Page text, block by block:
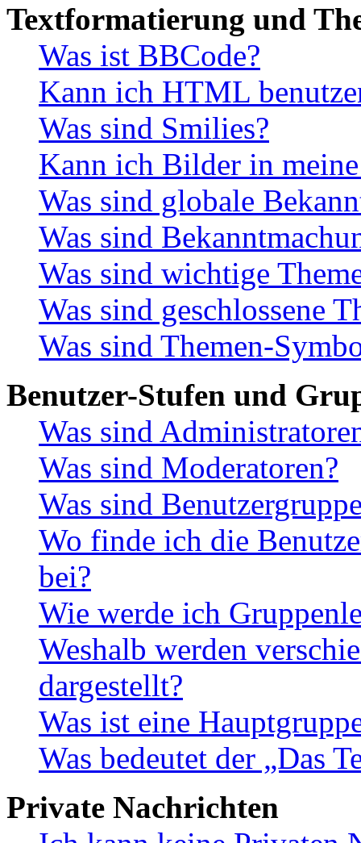
Textformatierung und
Was ist BBCode?
Kann ich HTML
Was sind Smilies?
Kann ich Bilder in
Was sind globale
Was sind
Was sind wichtige
Was sind geschlossene
Was sind Themen-
Benutzer-Stufen und
Was sind
Was sind Moderatoren?
Was sind
Wo finde ich die
bei?
Wie werde ich
Weshalb werden
dargestellt?
Was ist eine
Was bedeutet der „Das
Private Nachrichten